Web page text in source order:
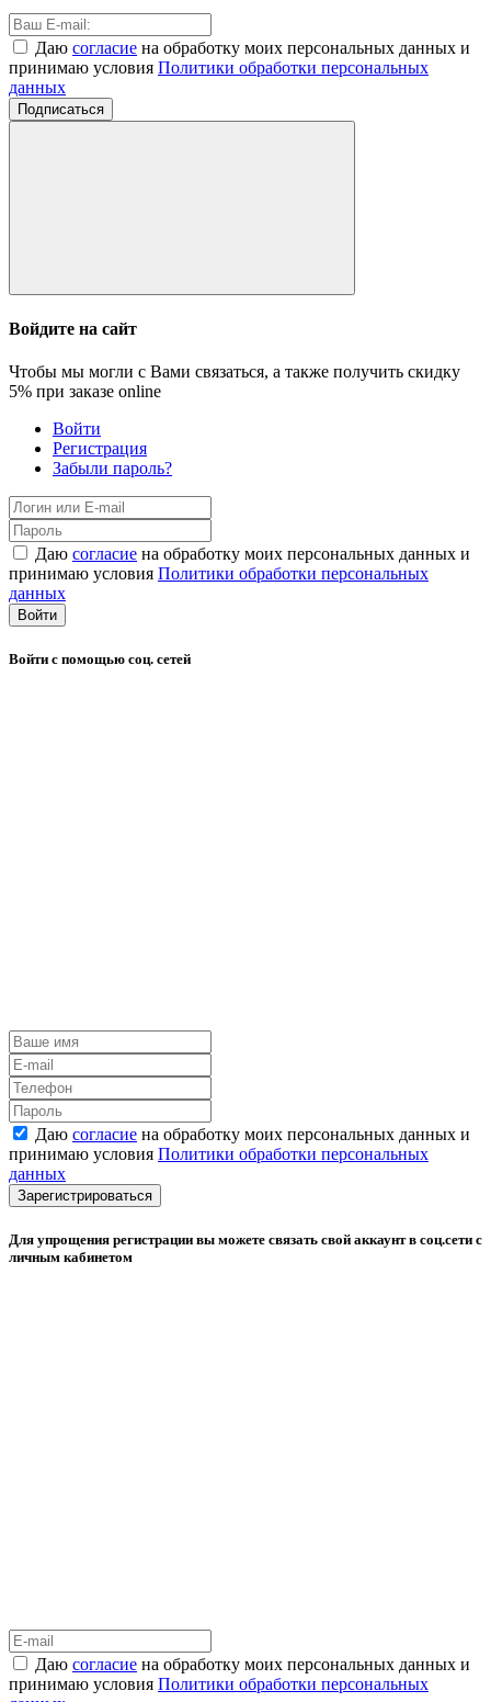
Даю согласие на обработку моих персональных данных и
принимаю условия Политики обработки персональных
данных
Подписаться
Войдите на сайт
Чтобы мы могли с Вами связаться, а также получить скидку
5% при заказе online
Войти
Регистрация
Забыли пароль?
Даю согласие на обработку моих персональных данных и
принимаю условия Политики обработки персональных
данных
Войти
Войти с помощью соц. сетей
Даю согласие на обработку моих персональных данных и
принимаю условия Политики обработки персональных
данных
Зарегистрироваться
Для упрощения регистрации вы можете связать свой аккаунт в соц.сети с
личным кабинетом
Даю согласие на обработку моих персональных данных и
принимаю условия Политики обработки персональных